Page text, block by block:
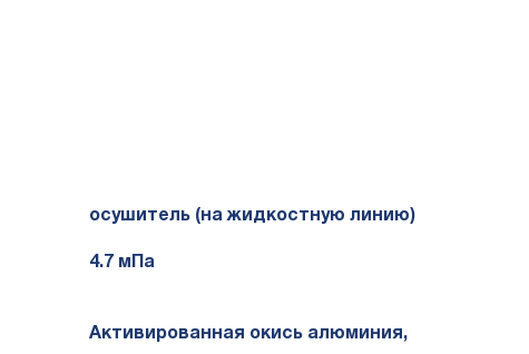
осушитель (на жидкостную линию)
4.7 мПа
Активированная окись алюминия ,